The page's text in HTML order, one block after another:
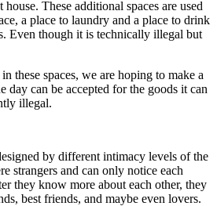
These additional spaces are used
a place to laundry and a place to drink
Even though it is technically illegal but
these spaces, we are hoping to make a
day can be accepted for the goods it can
illegal.
by different intimacy levels of the
strangers and can only notice each
they know more about each other, they
best friends, and maybe even lovers.